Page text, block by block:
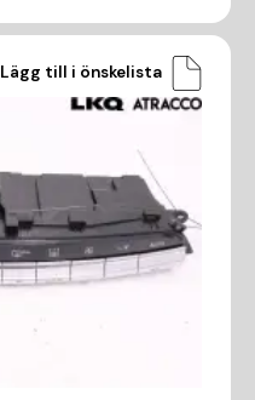
Lägg till i önskelista